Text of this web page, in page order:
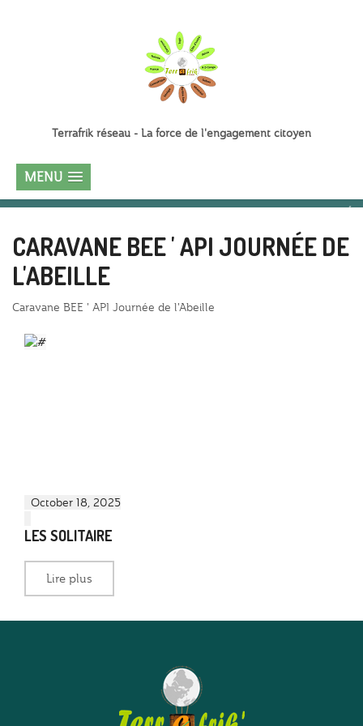
Terrafrik réseau - La force de l'engagement citoyen
MENU
CARAVANE BEE ' API JOURNÉE DE
L'ABEILLE
Caravane BEE ' API Journée de l'Abeille
October 18, 2025
LES SOLITAIRE
Lire plus